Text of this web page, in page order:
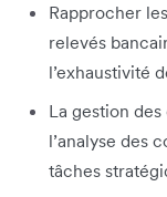
Rapprocher
relevés
l’exhaustivité
La gestion
l’analyse des
tâches